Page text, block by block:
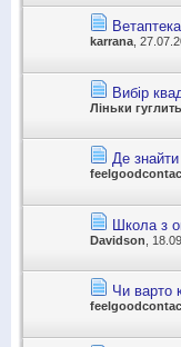
karrana ,
Вибір
Ліньки гуглить
Де знайти
Школа з
Davidson ,
Чи варто